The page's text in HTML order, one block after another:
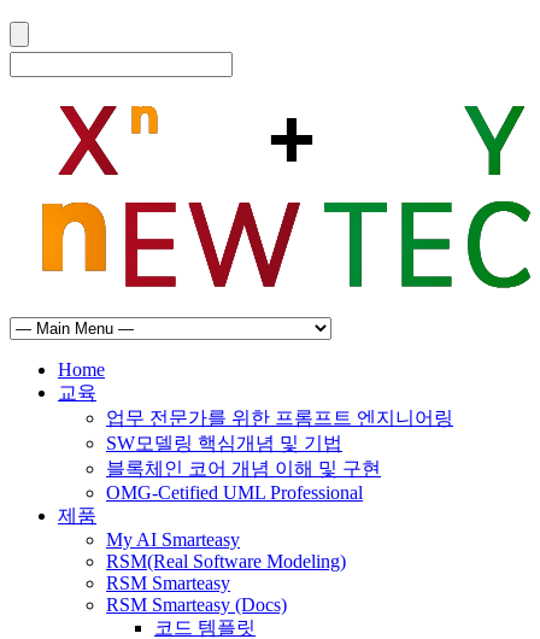
Home
교육
업무 전문가를 위한 프롬프트 엔지니어링
SW모델링 핵심개념 및 기법
블록체인 코어 개념 이해 및 구현
OMG-Cetified UML Professional
제품
My AI Smarteasy
RSM(Real Software Modeling)
RSM Smarteasy
RSM Smarteasy (Docs)
코드 템플릿